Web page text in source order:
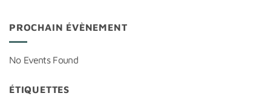
PROCHAIN ÉVÈNEMENT
No Events Found
ÉTIQUETTES